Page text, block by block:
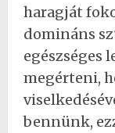
haragját
domináns
egészséges
megérteni,
bennünk,